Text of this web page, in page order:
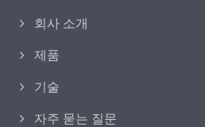
회사 소개
제품
기술
자주 묻는 질문